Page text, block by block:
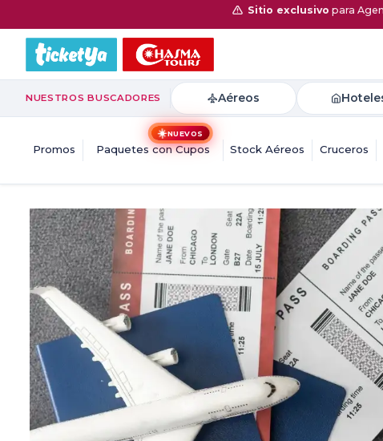
Sitio exclusivo para
NUESTROS BUSCADORES Aéreos
Promos
☀️NUEVOS
Paquetes con Cupos Stock Aéreos Cruceros